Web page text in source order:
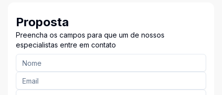
Proposta
Preencha os campos para que um de nossos
especialistas entre em contato